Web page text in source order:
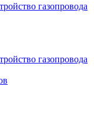
газопровода
газопровода